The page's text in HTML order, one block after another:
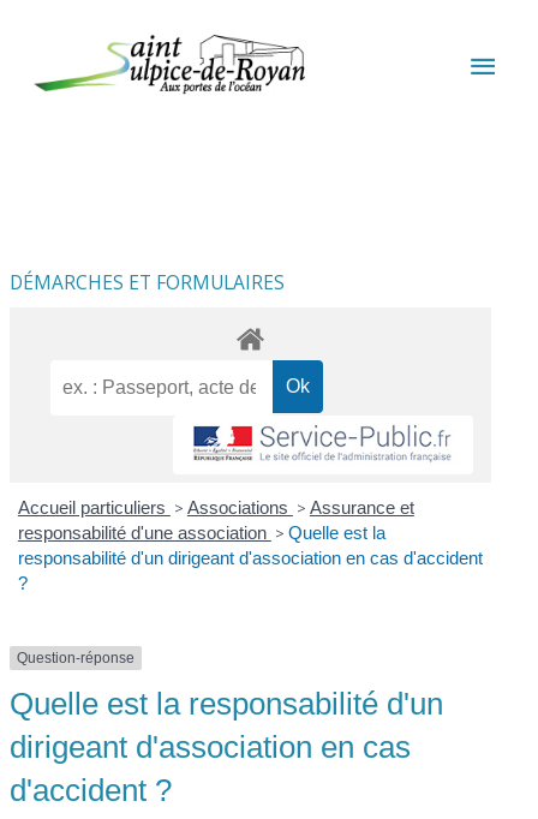
DÉMARCHES ET FORMULAIRES
Accueil particuliers > Associations > Assurance et
responsabilité d'une association > Quelle est la
responsabilité d'un dirigeant d'association en cas d'accident
?
Question-réponse
Quelle est la responsabilité d'un
dirigeant d'association en cas
d'accident ?